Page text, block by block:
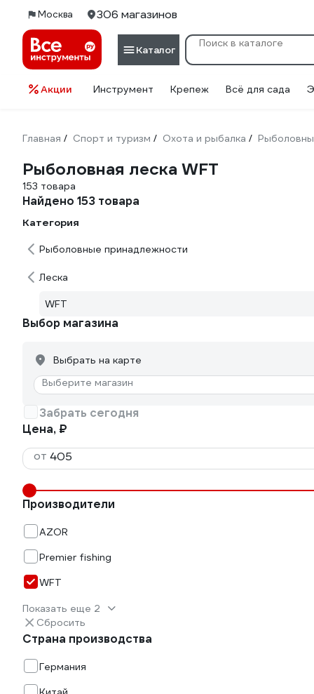
Москва 306 магазинов
Каталог
Акции Инструмент Крепеж Всё для сада
Главная / Спорт и туризм / Охота и рыбалка /
Рыболовная леска WFT
153 товара
Найдено 153 товара
Категория
Рыболовные принадлежности
Леска
WFT
Выбор магазина
Выбрать на карте
Выберите магазин
Забрать сегодня
Цена, ₽
от
Производители
AZOR
Premier fishing
WFT
Показать еще 2
Сбросить
Страна производства
Германия